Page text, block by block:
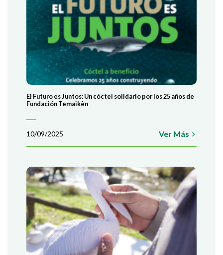
El Futuro es Juntos: Un cóctel solidario por los 25 años de
Fundación Temaikèn
10/09/2025 Ver Más